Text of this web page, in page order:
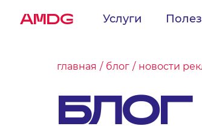
AMDG Услуги
главная блог новости
БЛОГ